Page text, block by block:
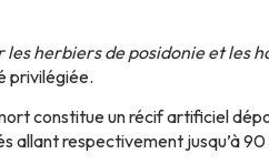
herbiers de posidonie et les
privilégiée.
constitue un récif artificiel
allant respectivement jusqu’à